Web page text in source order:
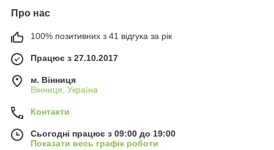
Про нас
100% позитивних з 41 відгука за рік
Працює з 27.10.2017
м. Вінниця
Вінниця, Україна
Контакти
Сьогодні працює з 09:00 до 19:00
Показати весь графік роботи